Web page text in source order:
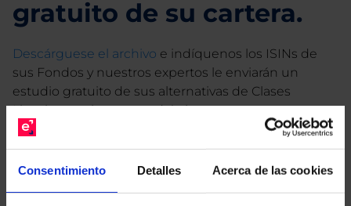
Consentimiento Detalles Acerca de las cookies
gratuito de su cartera.
Descárguese el archivo e indíquenos los ISINs de
sus Fondos y nuestros expertos le enviarán un
estudio gratuito de sus alternativas de Clases
Limpias con las que podrá ahorrar en sus costes.